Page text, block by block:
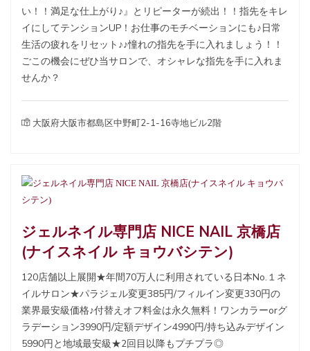
い！！満足な仕上がり♪』とリピーターが続出！！指先をキレ
イにしてテンションUP！お仕事のモチベーションにも♪日常
生活の疲れをリセット♪♪憧れの指先を手に入れましょう！！
ごこの機会にぜひ当サロンで、オシャレな指先を手に入れま
せんか？
大阪府大阪市都島区中野町2-1-16寺地ビル2階
ジェルネイル専門店 NICE NAIL 京橋店
(ナイスネイル キョウバシテン)
120店舗以上展開★年間70万人に利用されている日本No.１ネ
イルサロン★パラジェル変更385円/フィルイン変更330円の
業界最安級価格♪付替えオフ料金は永久無料！ワンカラーorグ
ラデーション3990円/定額デザイン4990円/持ち込みデザイン
5990円と地域最安級★2回目以降もプチプラ◎